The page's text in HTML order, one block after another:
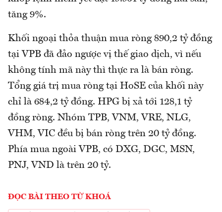
tăng 9%.
Khối ngoại thỏa thuận mua ròng 890,2 tỷ đồng
tại VPB đã đảo ngược vị thế giao dịch, vì nếu
không tính mã này thì thực ra là bán ròng.
Tổng giá trị mua ròng tại HoSE của khối này
chỉ là 684,2 tỷ đồng. HPG bị xả tới 128,1 tỷ
đồng ròng. Nhóm TPB, VNM, VRE, NLG,
VHM, VIC đều bị bán ròng trên 20 tỷ đồng.
Phía mua ngoài VPB, có DXG, DGC, MSN,
PNJ, VND là trên 20 tỷ.
ĐỌC BÀI THEO TỪ KHOÁ